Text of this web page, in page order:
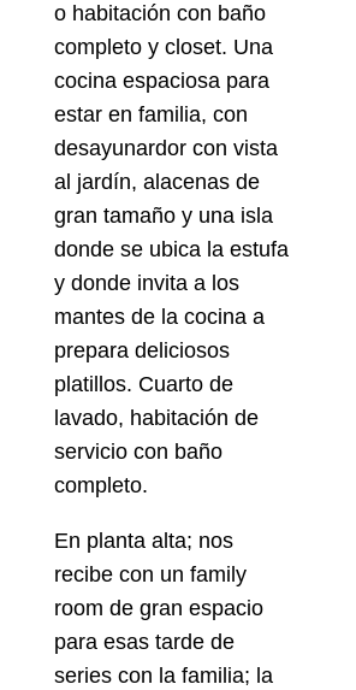
o habitación con baño
completo y closet. Una
cocina espaciosa para
estar en familia, con
desayunardor con vista
al jardín, alacenas de
gran tamaño y una isla
donde se ubica la estufa
y donde invita a los
mantes de la cocina a
prepara deliciosos
platillos. Cuarto de
lavado, habitación de
servicio con baño
completo.
En planta alta; nos
recibe con un family
room de gran espacio
para esas tarde de
series con la familia; la